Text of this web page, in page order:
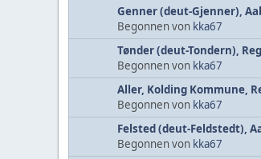
Genner (deut-Gjenner),
Begonnen von kka67
Tønder (deut-Tondern),
Begonnen von kka67
Aller, Kolding Kommune,
Begonnen von kka67
Felsted (deut-Feldstedt),
Begonnen von kka67